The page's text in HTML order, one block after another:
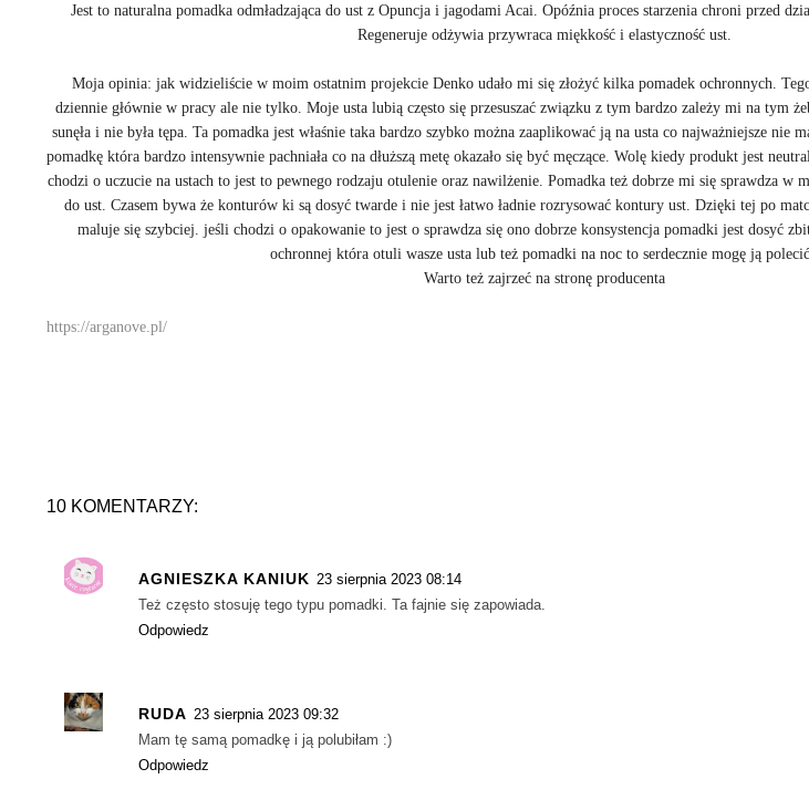
Jest to naturalna pomadka odmładzająca do ust z Opuncja i jagodami Acai. Opóźnia proces starzenia chroni przed
Regeneruje odżywia przywraca miękkość i elastyczność ust.
Moja opinia: jak widzieliście w moim ostatnim projekcie Denko udało mi się złożyć kilka pomadek ochronnych.
dziennie głównie w pracy ale nie tylko. Moje usta lubią często się przesuszać związku z tym bardzo zależy mi na tym
sunęła i nie była tępa. Ta pomadka jest właśnie taka bardzo szybko można zaaplikować ją na usta co najważniejsze nie
pomadkę która bardzo intensywnie pachniała co na dłuższą metę okazało się być męczące. Wolę kiedy produkt jest
chodzi o uczucie na ustach to jest to pewnego rodzaju otulenie oraz nawilżenie. Pomadka też dobrze mi się sprawdza w
do ust. Czasem bywa że konturów ki są dosyć twarde i nie jest łatwo ładnie rozrysować kontury ust. Dzięki tej po
maluje się szybciej. jeśli chodzi o opakowanie to jest o sprawdza się ono dobrze konsystencja pomadki jest dosyć
ochronnej która otuli wasze usta lub też pomadki na noc to serdecznie mogę ją
Warto też zajrzeć na stronę producenta
https://arganove.pl/
10 KOMENTARZY:
AGNIESZKA KANIUK 23 sierpnia 2023 08:14
Też często stosuję tego typu pomadki. Ta fajnie się zapowiada.
Odpowiedz
RUDA 23 sierpnia 2023 09:32
Mam tę samą pomadkę i ją polubiłam :)
Odpowiedz